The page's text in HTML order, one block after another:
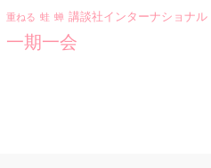
重ねる 蛙 蝉 講談社インターナショナル
一期一会